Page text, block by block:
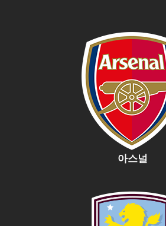
아스널